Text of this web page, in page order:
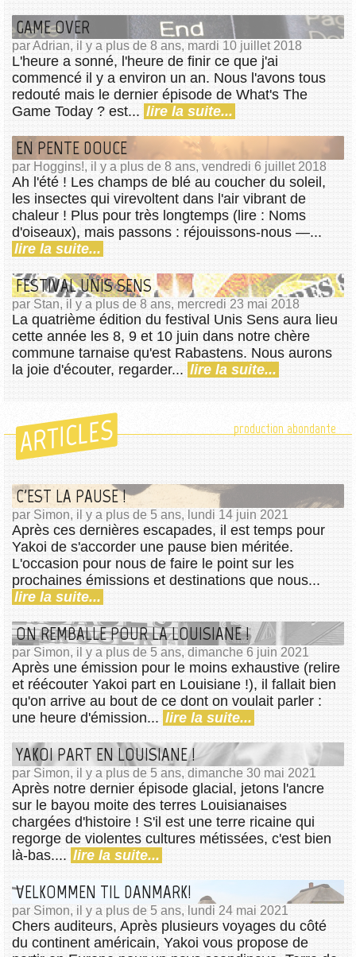
GAME OVER
par Adrian, il y a plus de 8 ans, mardi 10 juillet 2018
L'heure a sonné, l'heure de finir ce que j'ai
commencé il y a environ un an. Nous l'avons tous
redouté mais le dernier épisode de What's The
Game Today ? est... lire la suite...
EN PENTE DOUCE
par Hoggins!, il y a plus de 8 ans, vendredi 6 juillet 2018
Ah l'été ! Les champs de blé au coucher du soleil,
les insectes qui virevoltent dans l'air vibrant de
chaleur ! Plus pour très longtemps (lire : Noms
d'oiseaux), mais passons : réjouissons-nous —...
lire la suite...
FESTIVAL UNIS SENS
par Stan, il y a plus de 8 ans, mercredi 23 mai 2018
La quatrième édition du festival Unis Sens aura lieu
cette année les 8, 9 et 10 juin dans notre chère
commune tarnaise qu'est Rabastens. Nous aurons
la joie d'écouter, regarder... lire la suite...
ARTICLES production abondante
C'EST LA PAUSE !
par Simon, il y a plus de 5 ans, lundi 14 juin 2021
Après ces dernières escapades, il est temps pour
Yakoi de s'accorder une pause bien méritée.
L'occasion pour nous de faire le point sur les
prochaines émissions et destinations que nous...
lire la suite...
ON REMBALLE POUR LA LOUISIANE !
par Simon, il y a plus de 5 ans, dimanche 6 juin 2021
Après une émission pour le moins exhaustive (relire
et réécouter Yakoi part en Louisiane !), il fallait bien
qu'on arrive au bout de ce dont on voulait parler :
une heure d'émission... lire la suite...
YAKOI PART EN LOUISIANE !
par Simon, il y a plus de 5 ans, dimanche 30 mai 2021
Après notre dernier épisode glacial, jetons l'ancre
sur le bayou moite des terres Louisianaises
chargées d'histoire ! S'il est une terre ricaine qui
regorge de violentes cultures métissées, c'est bien
là-bas.... lire la suite...
VELKOMMEN TIL DANMARK!
par Simon, il y a plus de 5 ans, lundi 24 mai 2021
Chers auditeurs, Après plusieurs voyages du côté
du continent américain, Yakoi vous propose de